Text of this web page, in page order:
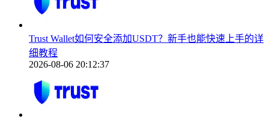
Trust Wallet如何安全添加USDT？新手也能快速上手的详
细教程
2026-08-06 20:12:37